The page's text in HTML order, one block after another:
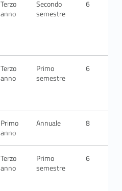
Terzo
anno
Secondo
semestre
6
Terzo
anno
Primo
semestre
6
Primo
anno
Annuale 8
Terzo
anno
Primo
semestre
6